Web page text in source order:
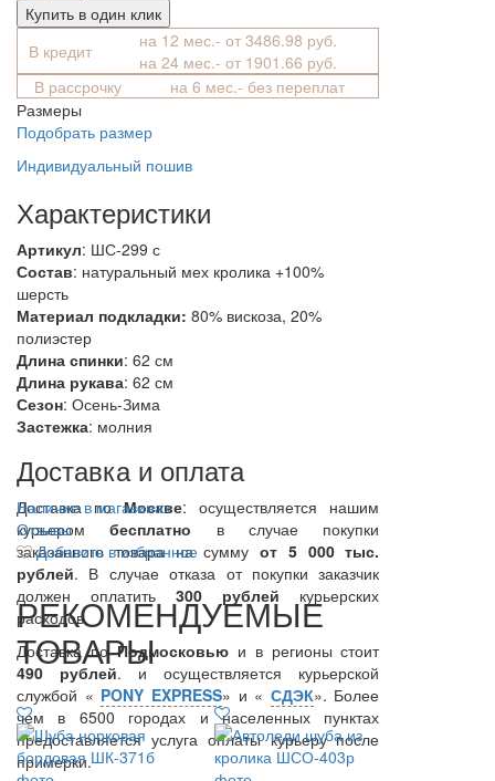
Купить в один клик
В кредит
на 12 мес.- от 3486.98 руб.
на 24 мес.- от 1901.66 руб.
В рассрочку
на 6 мес.- без переплат
Размеры
Подобрать размер
Индивидуальный пошив
Характеристики
Артикул: ШС-299 с
Состав: натуральный мех кролика +100%
шерсть
Материал подкладки: 80% вискоза, 20%
полиэстер
Длина спинки: 62 см
Длина рукава: 62 см
Сезон: Осень-Зима
Застежка: молния
Доставка и оплата
Доставка поМоскве: осуществляется нашим
курьеромбесплатно в случае покупки
заказанного товара на суммуот 5 000 тыс.
рублей. В случае отказа от покупки заказчик
должен оплатить300 рублей курьерских
расходов.
Доставка поПодмосковью и в регионы стоит
490 рублей. и осуществляется курьерской
службой « PONY EXPRESS» и « СДЭК». Более
чем в 6500 городах и населенных пунктах
предоставляется услуга оплаты курьеру после
примерки.
Наличие в магазинах
Отзывы
Добавить в избранное
РЕКОМЕНДУЕМЫЕ
ТОВАРЫ